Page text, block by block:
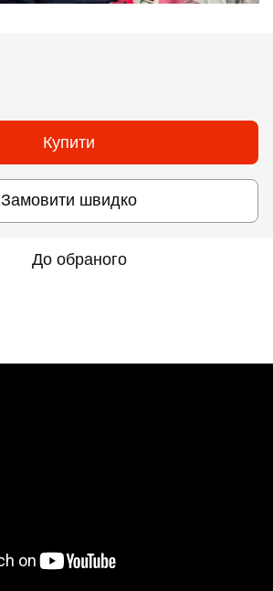
Купити
Замовити швидко
До обраного